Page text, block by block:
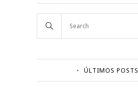
ÚLTIMOS POSTS